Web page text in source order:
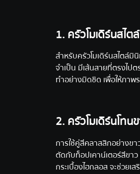
1. ครัวโมเดิร์นสไ
สำหรับครัวโมเดิร์นสไตล์มิ
จำเป็น มีเส้นสายที่ตรงไป
ทำอย่างมิดชิด เพื่อให้ภาพ
2. ครัวโมเดิร์นโทน
การใช้คู่สีคลาสสิกอย่างขา
ตัดกับท็อปเคาน์เตอร์สีขา
กระเบื้องไฮกลอส จะช่วย